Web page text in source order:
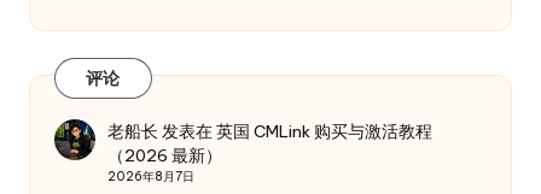
评论
老船长 发表在英国 CMLink 购买与激活教程
（2026 最新）
2026年8月7日